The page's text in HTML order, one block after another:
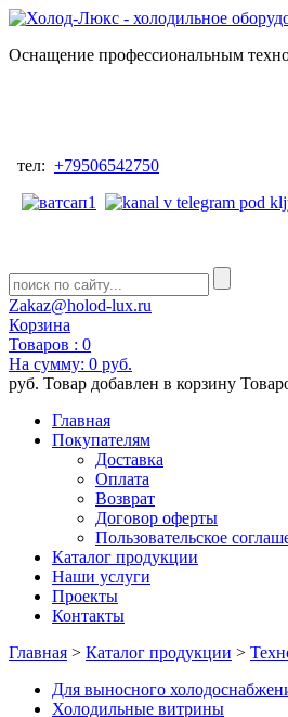
Оснащение профессиональным
тел: +79506542750
Zakaz@holod-lux.ru
Корзина
Товаров : 0
На сумму: 0 руб.
руб. Товар добавлен в корзину
Главная
Покупателям
Доставка
Оплата
Возврат
Договор оферты
Пользовательское
Каталог продукции
Наши услуги
Проекты
Контакты
Главная > Каталог продукции >
Для выносного
Холодильные витрины